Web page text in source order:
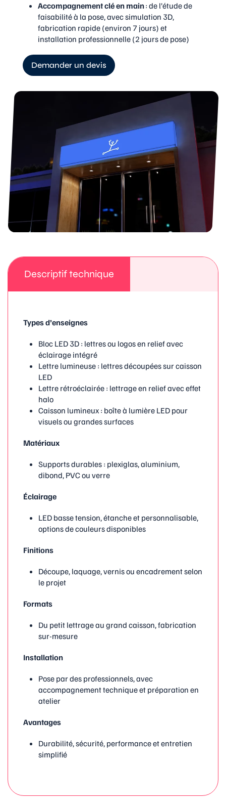
Accompagnement clé en main: de l’étude de
faisabilité à la pose, avec simulation 3D,
fabrication rapide (environ 7 jours) et
installation professionnelle (2 jours de pose)
Demander un devis
Descriptif technique
Types d’enseignes
Bloc LED 3D : lettres ou logos en relief avec
éclairage intégré
Lettre lumineuse : lettres découpées sur caisson
LED
Lettre rétroéclairée : lettrage en relief avec effet
halo
Caisson lumineux : boîte à lumière LED pour
visuels ou grandes surfaces
Matériaux
Supports durables : plexiglas, aluminium,
dibond, PVC ou verre
Éclairage
LED basse tension, étanche et personnalisable,
options de couleurs disponibles
Finitions
Découpe, laquage, vernis ou encadrement selon
le projet
Formats
Du petit lettrage au grand caisson, fabrication
sur-mesure
Installation
Pose par des professionnels, avec
accompagnement technique et préparation en
atelier
Avantages
Durabilité, sécurité, performance et entretien
simplifié